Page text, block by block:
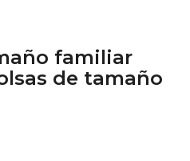
familiar
de tamaño